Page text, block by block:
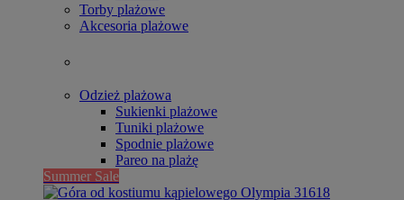
Torby plażowe
Akcesoria plażowe
Odzież plażowa
Sukienki plażowe
Tuniki plażowe
Spodnie plażowe
Pareo na plażę
Summer Sale